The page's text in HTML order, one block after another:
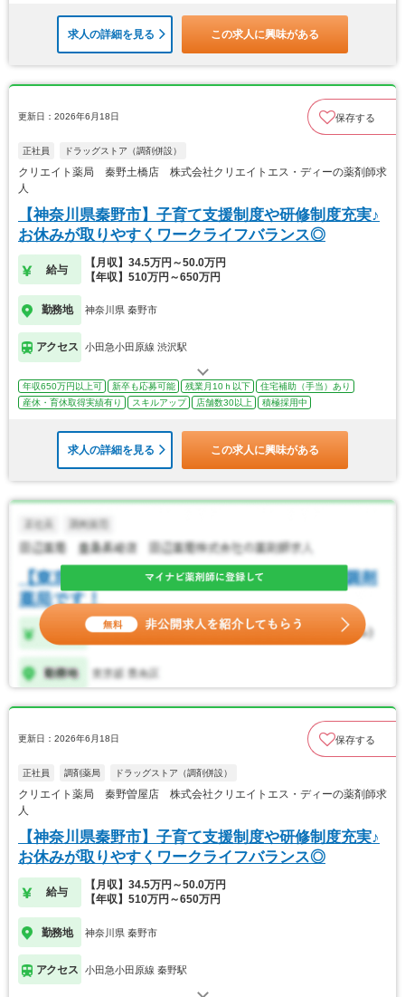
求人の詳細を見る この求人に興味がある
更新日：2026年6月18日 保存する
正社員 ドラッグストア（調剤併設）
クリエイト薬局 秦野土橋店 株式会社クリエイトエス・ディーの薬剤師求
人
【神奈川県秦野市】子育て支援制度や研修制度充実♪
お休みが取りやすくワークライフバランス◎
給与
【月収】34.5万円～50.0万円
【年収】510万円～650万円
勤務地 神奈川県 秦野市
アクセス 小田急小田原線 渋沢駅
年収650万円以上可 新卒も応募可能 残業月10ｈ以下
住宅補助（手当）あり
産休・育休取得実績有り
スキルアップ 店舗数30以上 積極採用中
求人の詳細を見る この求人に興味がある
更新日：2026年6月18日 保存する
正社員 調剤薬局 ドラッグストア（調剤併設）
クリエイト薬局 秦野曽屋店 株式会社クリエイトエス・ディーの薬剤師求
人
【神奈川県秦野市】子育て支援制度や研修制度充実♪
お休みが取りやすくワークライフバランス◎
給与
【月収】34.5万円～50.0万円
【年収】510万円～650万円
勤務地 神奈川県 秦野市
アクセス 小田急小田原線 秦野駅